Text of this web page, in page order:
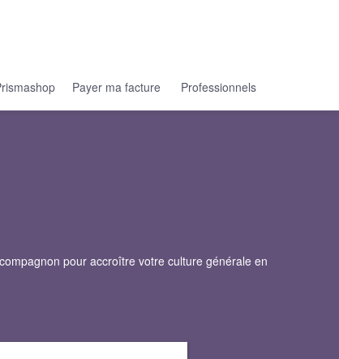
Payer ma facture Professionnels
pour accroître votre culture générale en